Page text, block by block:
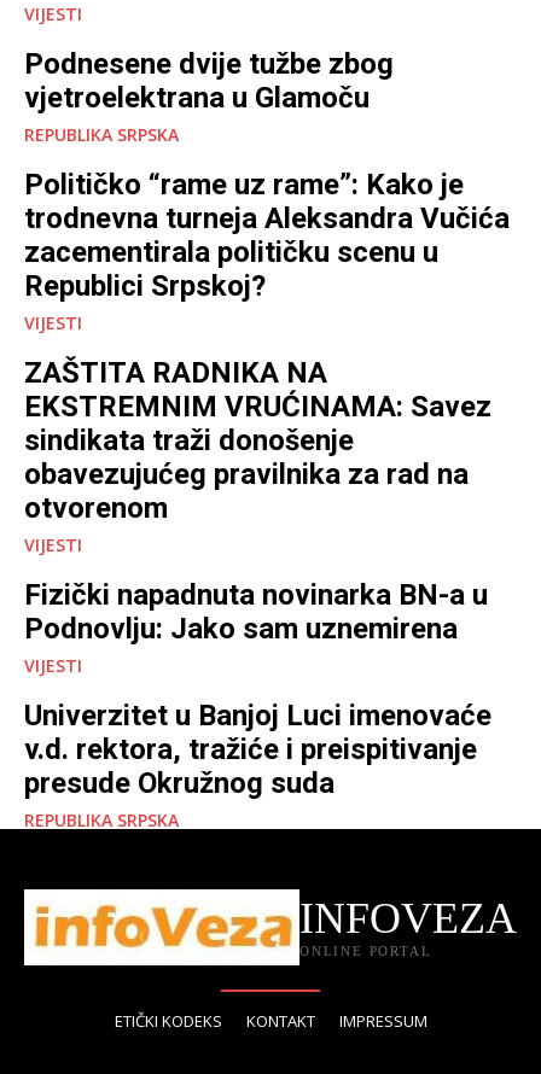
VIJESTI
Podnesene dvije tužbe zbog
vjetroelektrana u Glamoču
REPUBLIKA SRPSKA
Političko “rame uz rame”: Kako je
trodnevna turneja Aleksandra Vučića
zacementirala političku scenu u
Republici Srpskoj?
VIJESTI
ZAŠTITA RADNIKA NA
EKSTREMNIM VRUĆINAMA: Savez
sindikata traži donošenje
obavezujućeg pravilnika za rad na
otvorenom
VIJESTI
Fizički napadnuta novinarka BN-a u
Podnovlju: Jako sam uznemirena
VIJESTI
Univerzitet u Banjoj Luci imenovaće
v.d. rektora, tražiće i preispitivanje
presude Okružnog suda
REPUBLIKA SRPSKA
INFOVEZA
ONLINE PORTAL
ETIČKI KODEKS KONTAKT IMPRESSUM